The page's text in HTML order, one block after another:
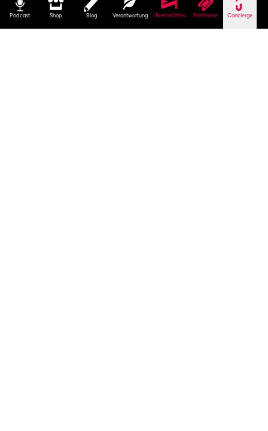
Podcast Shop Blog Verantwortung Übernachten Erlebnisse Concierge